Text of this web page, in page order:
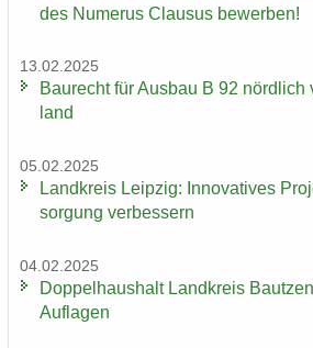
des Nu­me­rus Clau­sus be­wer­ben!
13.02.2025
Bau­recht für Aus­bau B 92
land
05.02.2025
Land­kreis Leip­zig: In­no­va­ti­ves
sor­gung ver­bes­sern
04.02.2025
Dop­pel­haus­halt Land­kreis
Auf­la­gen